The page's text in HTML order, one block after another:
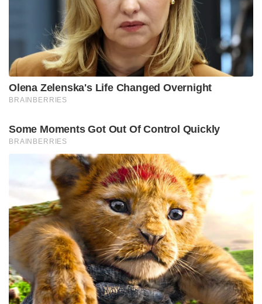
സർപ്പദോഷ പരിഹാരത്തിനുള്ള ഇന്ത്യയിലെ തന്നെ
ഏറ്റവും പ്രധാനപ്പെട്ട ക്ഷേത്രങ്ങളിലൊന്നാണ് കുക്കെ
സുബ്രഹ്മണ്യ. സിനിമാ താരങ്ങൾ, രാഷ്ട്രീയ പ്രമുഖർ,
കായിക താരങ്ങൾ തുടങ്ങി രാജ്യത്തിന്റെ വിവിധ
ഭാഗങ്ങളിൽ നിന്നുള്ള പ്രമുഖർ ഇവിടെ എത്താറുണ്ട്.
ക്ഷേത്രത്തിലെ ചിട്ടയായ ഭരണസംവിധാനവും
കാരണമായിട്ടുണ്ട്.
kuke subrahmanya temple kuke temple karnataka